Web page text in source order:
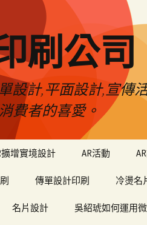
刷公司
設計,平面設計,宣傳
費者的喜愛。
擴增實境設計 AR活動
傳單設計印刷 冷燙名
名片設計 吳紹琥如何運用